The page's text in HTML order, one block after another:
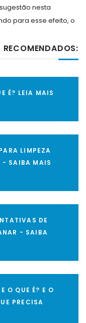
nesta
para esse efeito, o
É? LEIA MAIS
LIMPEZA
- SAIBA MAIS
DE
- SAIBA
O QUE É? E O
PRECISA